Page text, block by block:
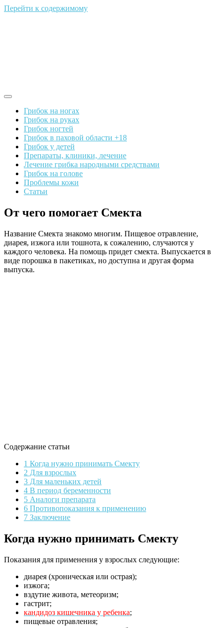
Перейти к содержимому
Грибок на ногах
Грибок на руках
Грибок ногтей
Грибок в паховой области +18
Грибок у детей
Препараты, клиники, лечение
Лечение грибка народными средствами
Грибок на голове
Проблемы кожи
Статьи
От чего помогает Смекта
Название Смекта знакомо многим. Пищевое отравление,
диарея, изжога или тошнота, к сожалению, случаются у
каждого человека. На помощь придет смекта. Выпускается в
виде порошка в пакетиках, но доступна и другая форма
выпуска.
Содержание статьи
1 Когда нужно принимать Смекту
2 Для взрослых
3 Для маленьких детей
4 В период беременности
5 Аналоги препарата
6 Противопоказания к применению
7 Заключение
Когда нужно принимать Смекту
Показания для применения у взрослых следующие:
диарея (хроническая или острая);
изжога;
вздутие живота, метеоризм;
гастрит;
кандидоз кишечника у ребенка;
пищевые отравления;